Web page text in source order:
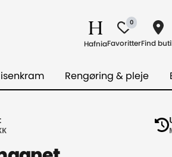
Hafnia
0
FavoritterFind
Rengøring & pleje